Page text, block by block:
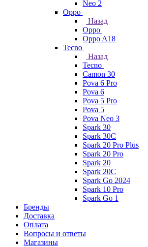
Neo 2
Oppo
Назад
Oppo
Oppo A18
Tecno
Назад
Tecno
Camon 30
Pova 6 Pro
Pova 6
Pova 5 Pro
Pova 5
Pova Neo 3
Spark 30
Spark 30C
Spark 20 Pro Plus
Spark 20 Pro
Spark 20
Spark 20C
Spark Go 2024
Spark 10 Pro
Spark Go 1
Бренды
Доставка
Оплата
Вопросы и ответы
Магазины